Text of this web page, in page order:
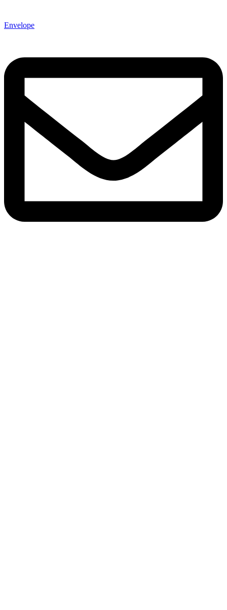
Envelope